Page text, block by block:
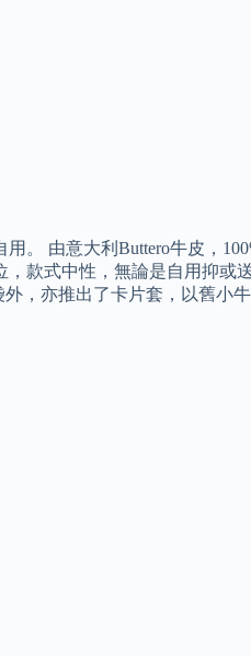
。 由意大利Buttero牛皮，
款式中性，無論是自用抑或
，亦推出了卡片套，以舊小